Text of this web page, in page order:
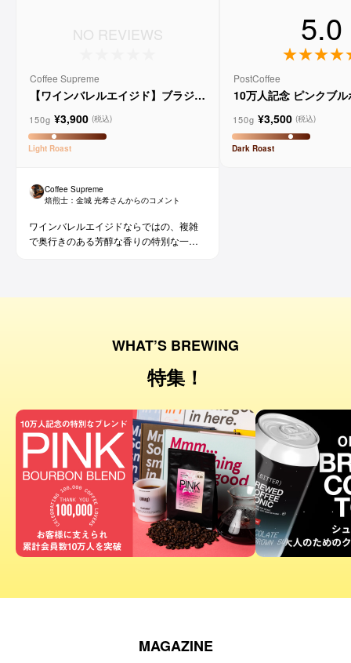
NO REVIEWS
Coffee Supreme
【ワインバレルエイジド】ブラジル
ョ
150g ¥3,900 (税込)
Light Roast
Coffee Supreme
焙煎士： 金城 光希さんからのコメント
ワインバレルエイジドならではの、複雑
で奥行きのある芳醇な香りの特別な一杯
5.0
PostCoffee
10万人記念 ピンクブ
150g ¥3,500 (税込)
Dark Roast
WHAT’S BREWING
特集！
MAGAZINE